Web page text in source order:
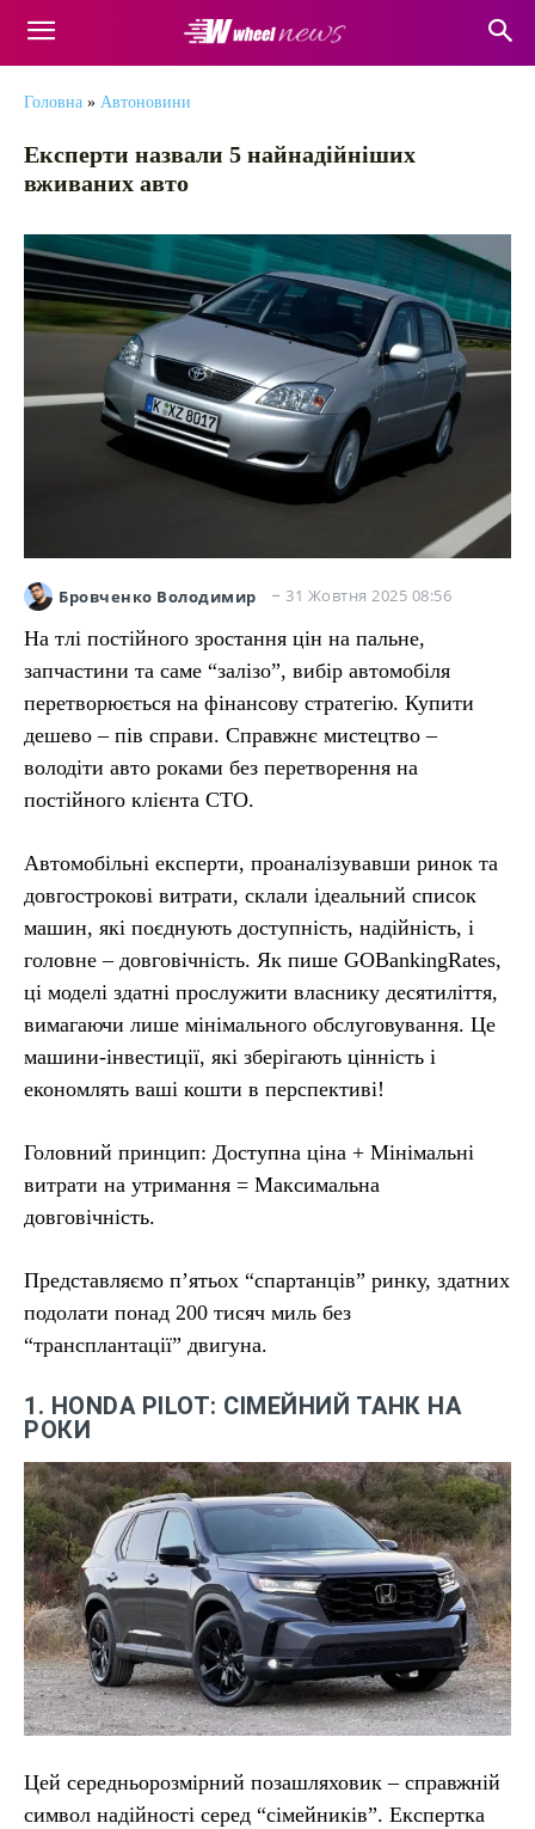
Головна » Автоновини
Експерти назвали 5 найнадійніших
вживаних авто
Бровченко Володимир 31 Жовтня 2025 08:56
На тлі постійного зростання цін на пальне,
запчастини та саме “залізо”, вибір автомобіля
перетворюється на фінансову стратегію. Купити
дешево – пів справи. Справжнє мистецтво –
володіти авто роками без перетворення на
постійного клієнта СТО.
Автомобільні експерти, проаналізувавши ринок та
довгострокові витрати, склали ідеальний список
машин, які поєднують доступність, надійність, і
головне – довговічність. Як пише GOBankingRates,
ці моделі здатні прослужити власнику десятиліття,
вимагаючи лише мінімального обслуговування. Це
машини-інвестиції, які зберігають цінність і
економлять ваші кошти в перспективі!
Головний принцип: Доступна ціна + Мінімальні
витрати на утримання = Максимальна
довговічність.
Представляємо п’ятьох “спартанців” ринку, здатних
подолати понад 200 тисяч миль без
“трансплантації” двигуна.
1. HONDA PILOT: СІМЕЙНИЙ ТАНК НА
РОКИ
Цей середньорозмірний позашляховик – справжній
символ надійності серед “сімейників”. Експертка